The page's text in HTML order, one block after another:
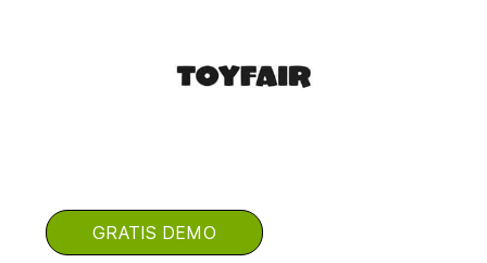
GRATIS DEMO